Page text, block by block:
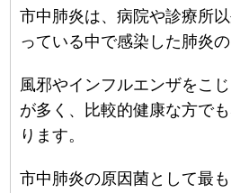
市中肺炎は、病院や診療所
っている中で感染した肺炎の
風邪やインフルエンザをこ
が多く、比較的健康な方で
ります。
市中肺炎の原因菌として最